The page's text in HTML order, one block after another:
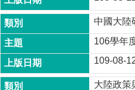
中國大陸
106學年
109-08-
大陸政策